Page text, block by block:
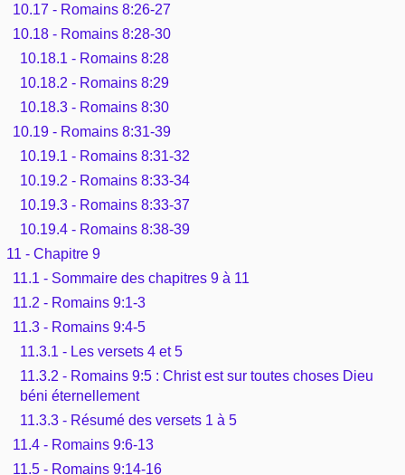
10.17 - Romains 8:26-27
10.18 - Romains 8:28-30
10.18.1 - Romains 8:28
10.18.2 - Romains 8:29
10.18.3 - Romains 8:30
10.19 - Romains 8:31-39
10.19.1 - Romains 8:31-32
10.19.2 - Romains 8:33-34
10.19.3 - Romains 8:33-37
10.19.4 - Romains 8:38-39
11 - Chapitre 9
11.1 - Sommaire des chapitres 9 à 11
11.2 - Romains 9:1-3
11.3 - Romains 9:4-5
11.3.1 - Les versets 4 et 5
11.3.2 - Romains 9:5 : Christ est sur toutes choses Dieu
béni éternellement
11.3.3 - Résumé des versets 1 à 5
11.4 - Romains 9:6-13
11.5 - Romains 9:14-16